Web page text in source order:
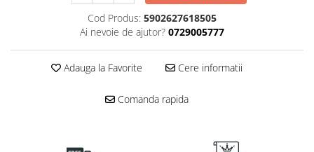
Cod Produs: 5902627618505
Ai nevoie de ajutor? 0729005777
Adauga la Favorite Cere informatii
Comanda rapida